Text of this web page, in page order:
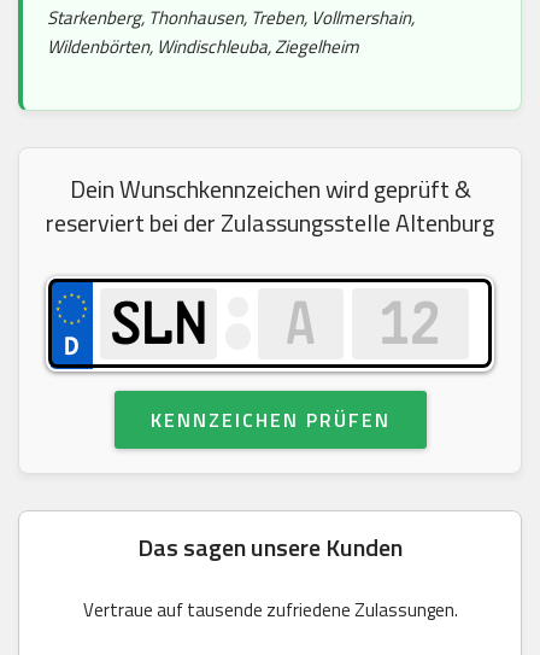
Starkenberg, Thonhausen, Treben, Vollmershain,
Wildenbörten, Windischleuba, Ziegelheim
Dein Wunschkennzeichen wird geprüft &
reserviert bei der Zulassungsstelle Altenburg
KENNZEICHEN PRÜFEN
Das sagen unsere Kunden
Vertraue auf tausende zufriedene Zulassungen.